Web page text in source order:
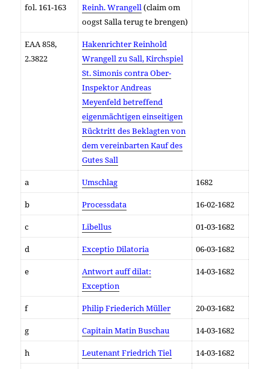
fol. 161-163
Reinh. Wrangell(claim om
oogst Salla terug te brengen)
EAA 858,
2.3822
Hakenrichter Reinhold
Wrangell zu Sall, Kirchspiel
St. Simonis contra Ober-
Inspektor Andreas
Meyenfeld betreffend
eigenmächtigen einseitigen
Rücktritt des Beklagten von
dem vereinbarten Kauf des
Gutes Sall
a Umschlag 1682
b Processdata 16-02-1682
c Libellus 01-03-1682
d Exceptio Dilatoria 06-03-1682
e
Antwort auff dilat:
Exception
14-03-1682
f Philip Friederich Müller 20-03-1682
g Capitain Matin Buschau 14-03-1682
h Leutenant Friedrich Tiel 14-03-1682